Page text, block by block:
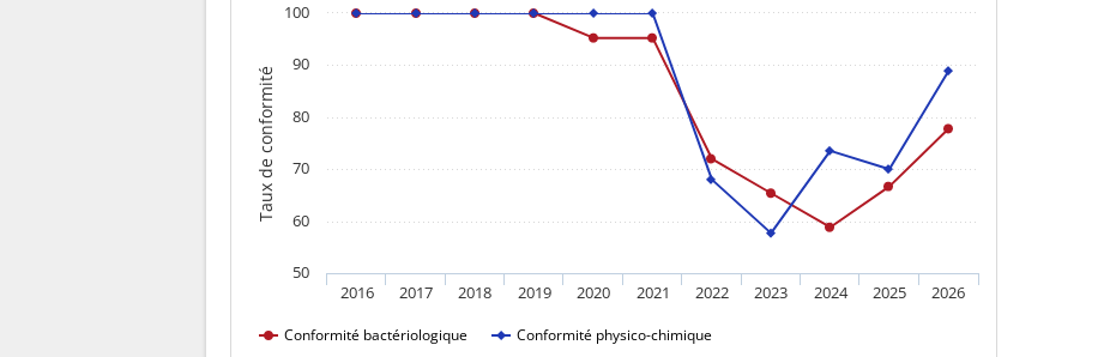
Taux de conformité
Conformité bactériologique Conformité physico-chimique
2016 2017 2018 2019 2020 2021 2022 2023 2024 2025 2026
50
60
70
80
90
100